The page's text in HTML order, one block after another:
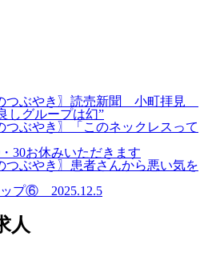
のつぶやき〗読売新聞 小町拝見
しグループは幻”
つぶやき〗「このネックレスって
30お休みいただきます
つぶやき〗患者さんから悪い気を
ップ⑥ 2025.12.5
人